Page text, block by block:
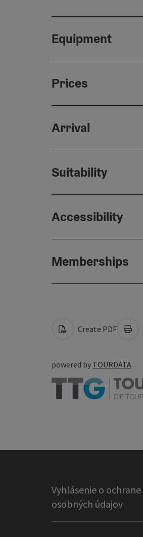
Equipment
Prices
Arrival
Suitability
Accessibility
Memberships
Create PDF
powered by TOURDATA
Vyhlásenie o ochrane
osobných údajov